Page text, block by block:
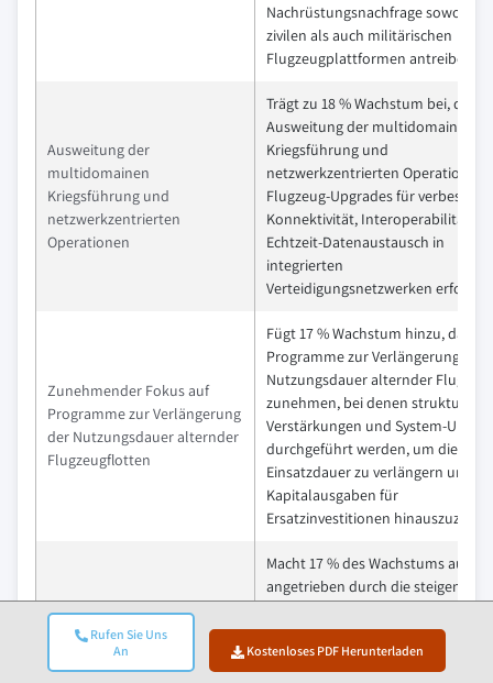
Rufen Sie Uns
An
Kostenloses PDF Herunterladen
Nachrüstungsnachfrage sowohl
zivilen als auch militärischen
Flugzeugplattformen antreiben.
Ausweitung der
multidomainen
Kriegsführung und
netzwerkzentrierten
Operationen
Trägt zu 18 % Wachstum bei, da die
Ausweitung der multidomainen
Kriegsführung und
netzwerkzentrierten Operationen
Flugzeug-Upgrades für verbesserte
Konnektivität, Interoperabilität
Echtzeit-Datenaustausch in
integrierten
Verteidigungsnetzwerken
Zunehmender Fokus auf
Programme zur Verlängerung
der Nutzungsdauer alternder
Flugzeugflotten
Fügt 17 % Wachstum hinzu, da
Programme zur Verlängerung der
Nutzungsdauer alternder
zunehmen, bei denen strukturelle
Verstärkungen und System-
durchgeführt werden, um die
Einsatzdauer zu verlängern und
Kapitalausgaben für
Ersatzinvestitionen
Steigende Nachfrage nach
plattformspezifischer
Individualisierung und
Macht 17 % des Wachstums aus,
angetrieben durch die steigende
Individualisierung, die es
Flugzeuge für spezialisierte Rollen
wie Überwachung und Transport